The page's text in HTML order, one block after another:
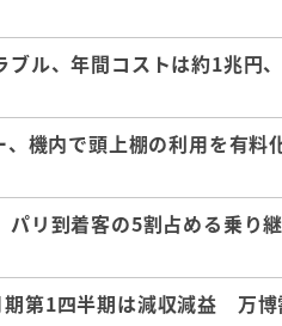
ブル、年間コストは約1兆
、機内で頭上棚の利用を有料
パリ到着客の5割占める乗り
第1四半期は減収減益 万